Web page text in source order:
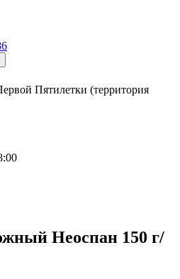
Пятилетки (территория
Неоспан 150 г/